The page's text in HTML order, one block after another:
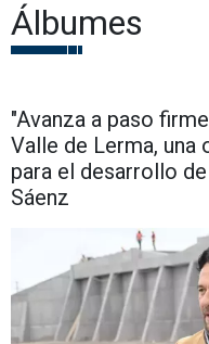
Álbumes
"Avanza a paso
Valle de Lerma, una
para el desarrollo
Sáenz